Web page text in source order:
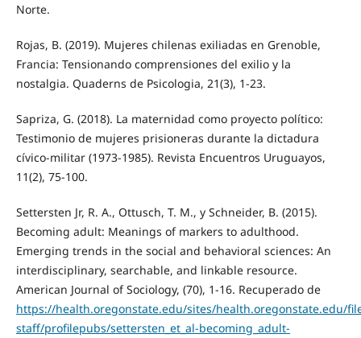
Norte.
Rojas, B. (2019). Mujeres chilenas exiliadas en Grenoble,
Francia: Tensionando comprensiones del exilio y la
nostalgia. Quaderns de Psicologia, 21(3), 1-23.
Sapriza, G. (2018). La maternidad como proyecto político:
Testimonio de mujeres prisioneras durante la dictadura
cívico-militar (1973-1985). Revista Encuentros Uruguayos,
11(2), 75-100.
Settersten Jr, R. A., Ottusch, T. M., y Schneider, B. (2015).
Becoming adult: Meanings of markers to adulthood.
Emerging trends in the social and behavioral sciences: An
interdisciplinary, searchable, and linkable resource.
American Journal of Sociology, (70), 1-16. Recuperado de
https://health.oregonstate.edu/sites/health.oregonstate.edu/
staff/profilepubs/settersten_et_al-becoming_adult-